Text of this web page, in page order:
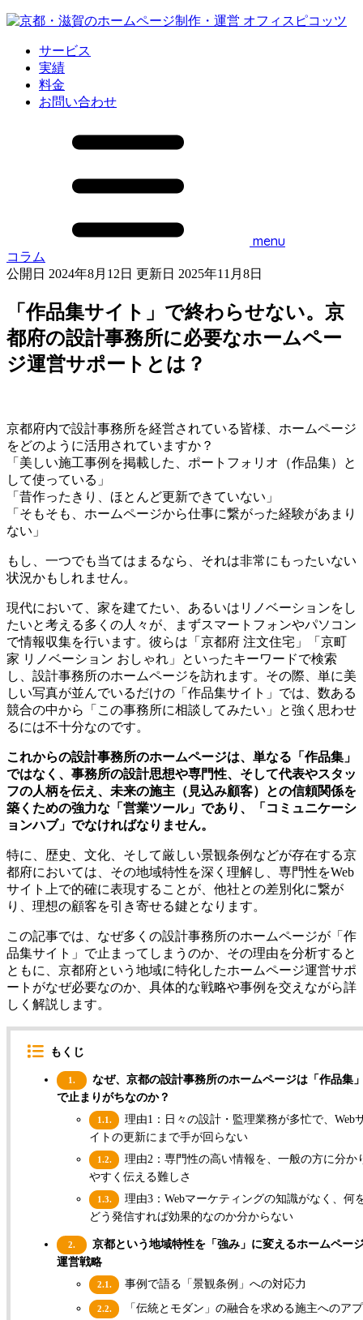
サービス
実績
料金
お問い合わせ
menu
コラム
公開日 2024年8月12日 更新日 2025年11月8日
「作品集サイト」で終わらせない。京
都府の設計事務所に必要なホームペー
ジ運営サポートとは？
京都府内で設計事務所を経営されている皆様、ホームページ
をどのように活用されていますか？
「美しい施工事例を掲載した、ポートフォリオ（作品集）と
して使っている」
「昔作ったきり、ほとんど更新できていない」
「そもそも、ホームページから仕事に繋がった経験があまり
ない」
もし、一つでも当てはまるなら、それは非常にもったいない
状況かもしれません。
現代において、家を建てたい、あるいはリノベーションをし
たいと考える多くの人々が、まずスマートフォンやパソコン
で情報収集を行います。彼らは「京都府 注文住宅」「京町
家 リノベーション おしゃれ」といったキーワードで検索
し、設計事務所のホームページを訪れます。その際、単に美
しい写真が並んでいるだけの「作品集サイト」では、数ある
競合の中から「この事務所に相談してみたい」と強く思わせ
るには不十分なのです。
これからの設計事務所のホームページは、単なる「作品集」
ではなく、事務所の設計思想や専門性、そして代表やスタッ
フの人柄を伝え、未来の施主（見込み顧客）との信頼関係を
築くための強力な「営業ツール」であり、「コミュニケーシ
ョンハブ」でなければなりません。
特に、歴史、文化、そして厳しい景観条例などが存在する京
都府においては、その地域特性を深く理解し、専門性をWeb
サイト上で的確に表現することが、他社との差別化に繋が
り、理想の顧客を引き寄せる鍵となります。
この記事では、なぜ多くの設計事務所のホームページが「作
品集サイト」で止まってしまうのか、その理由を分析すると
ともに、京都府という地域に特化したホームページ運営サポ
ートがなぜ必要なのか、具体的な戦略や事例を交えながら詳
しく解説します。
もくじ
1.
なぜ、京都の設計事務所のホームページは「作品集
で止まりがちなのか？
1.1.
理由1：日々の設計・監理業務が多忙で、Web
イトの更新にまで手が回らない
1.2.
理由2：専門性の高い情報を、一般の方に分か
やすく伝える難しさ
1.3.
理由3：Webマーケティングの知識がなく、何
どう発信すれば効果的なのか分からない
2.
京都という地域特性を「強み」に変えるホームペー
運営戦略
2.1. 事例で語る「景観条例」への対応力
2.2.
「伝統とモダン」の融合を求める施主へのア